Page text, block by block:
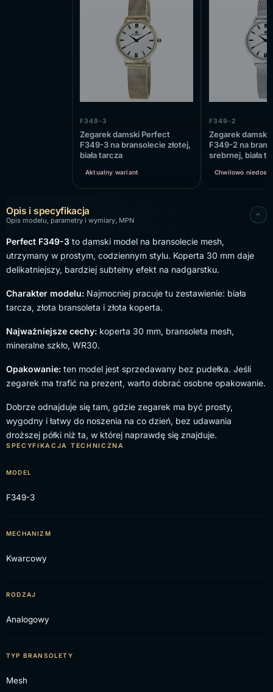
F349-3
Zegarek damski Perfect
F349-3 na bransolecie złotej,
biała tarcza
Aktualny wariant
F349-2
Zegarek damski
F349-2 na
srebrnej, biała
Chwilowo
Opis i specyfikacja
Opis modelu, parametry i wymiary, MPN
Perfect F349-3 to damski model na bransolecie mesh,
utrzymany w prostym, codziennym stylu. Koperta 30 mm daje
delikatniejszy, bardziej subtelny efekt na nadgarstku.
Charakter modelu: Najmocniej pracuje tu zestawienie: biała
tarcza, złota bransoleta i złota koperta.
Najważniejsze cechy: koperta 30 mm, bransoleta mesh,
mineralne szkło, WR30.
Opakowanie: ten model jest sprzedawany bez pudełka. Jeśli
zegarek ma trafić na prezent, warto dobrać osobne opakowanie.
Dobrze odnajduje się tam, gdzie zegarek ma być prosty,
wygodny i łatwy do noszenia na co dzień, bez udawania
droższej półki niż ta, w której naprawdę się znajduje.
SPECYFIKACJA TECHNICZNA
MODEL
F349-3
MECHANIZM
Kwarcowy
RODZAJ
Analogowy
TYP BRANSOLETY
Mesh